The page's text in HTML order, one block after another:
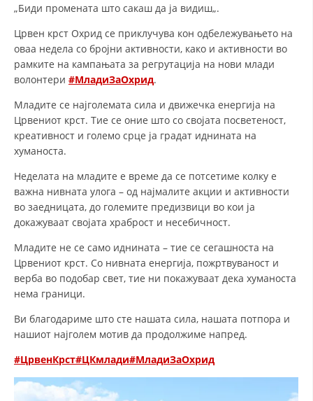
ЗАКОН ЗА ЦКРМ
ОРГАНИЗАЦИЈА И РАЗВОЈ
СОБРАНИЕ
СТРУКТУРА И ОРГАНИЗАЦИОНА ПОСТАВЕНОСТ
MЕЃУНАРОДНО ХУМАНИТАРНО ПРАВО
ПРОМОЦИЈА НА ХУМАНИ ВРЕДНОСТИ
СОЦИЈАЛНО ХУМАНИТАРНА ДЕЈНОСТ
КАКО ДА ДОНИРАТЕ
ПОДГОТВЕНОСТ И ДЕЈСТВО ПРИ КАТАСТРОФИ
„Биди промената што сакаш да ја видиш„.
Црвен крст Охрид се приклучува кон одбележувањето на
оваа недела со бројни активности, како и активности во
рамките на кампањата за регрутација на нови млади
волонтери #MладиЗаОхрид.
Младите се најголемата сила и движечка енергија на
Црвениот крст. Тие се оние што со својата посветеност,
креативност и големо срце ја градат иднината на
хуманоста.
Неделата на младите е време да се потсетиме колку е
важна нивната улога – од најмалите акции и активности
во заедницата, до големите предизвици во кои ја
докажуваат својата храброст и несебичност.
Младите не се само иднината – тие се сегашноста на
Црвениот крст. Со нивната енергија, пожртвуваност и
верба во подобар свет, тие ни покажуваат дека хуманоста
нема граници.
Ви благодариме што сте нашата сила, нашата потпора и
нашиот најголем мотив да продолжиме напред.
#ЦрвенКрст#ЦКмлади#МладиЗаОхрид